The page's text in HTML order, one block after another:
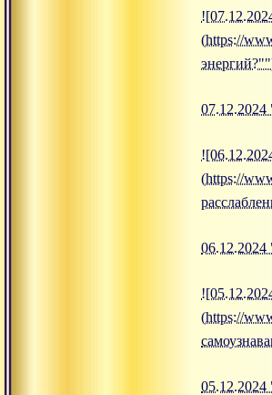
(https://
07.12.2024
(https://
06.12.2024
(https://
05.12.2024